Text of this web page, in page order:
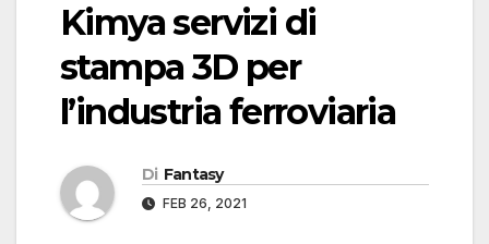
Kimya servizi di
stampa 3D per
l’industria ferroviaria
Di Fantasy
FEB 26, 2021